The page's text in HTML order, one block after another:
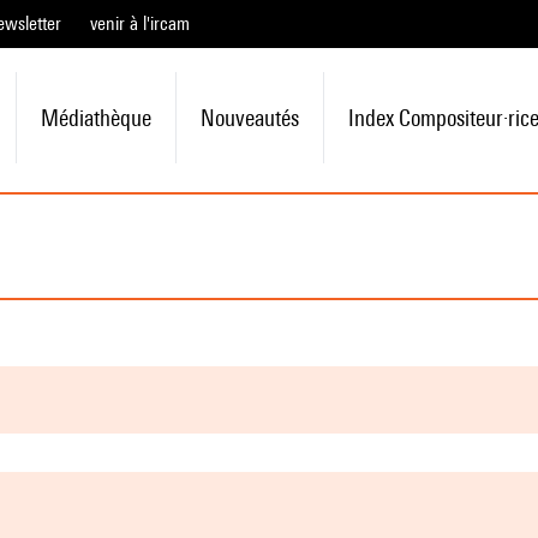
venir à l'ircam
Médiathèque Nouveautés Index Compositeur·rice